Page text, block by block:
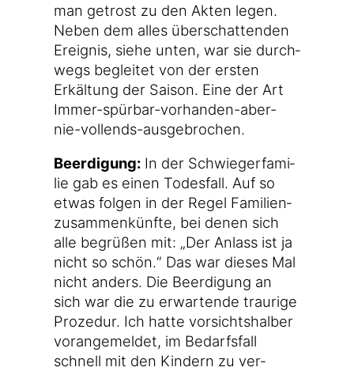
man getrost zu den Akten legen.
Neben dem alles über­schat­ten­den
Ereig­nis, sie­he unten, war sie durch­
wegs beglei­tet von der ers­ten
Erkäl­tung der Sai­son. Eine der Art
Immer-spürbar-vorhanden-aber-
nie-vollends-ausgebrochen.
Beer­di­gung: In der Schwie­ger­fa­mi­
lie gab es einen Todes­fall. Auf so
etwas fol­gen in der Regel Fami­li­en­
zu­sam­men­künf­te, bei denen sich
alle begrü­ßen mit: „Der Anlass ist ja
nicht so schön.“ Das war die­ses Mal
nicht anders. Die Beer­di­gung an
sich war die zu erwar­ten­de trau­ri­ge
Pro­ze­dur. Ich hat­te vor­sichts­hal­ber
vor­an­ge­mel­det, im Bedarfs­fall
schnell mit den Kin­dern zu ver­